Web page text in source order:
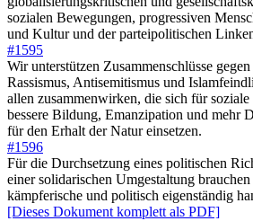
sozialen Bewegungen, progressiven
und Kultur und der parteipolitischen
#1595
Wir unterstützen Zusammenschlüsse gegen
Rassismus, Antisemitismus und
allen zusammenwirken, die sich für
bessere Bildung, Emanzipation und mehr
für den Erhalt der Natur einsetzen.
#1596
Für die Durchsetzung eines politischen
einer solidarischen Umgestaltung
kämpferische und politisch eigenständig
[Dieses Dokument komplett als PDF]